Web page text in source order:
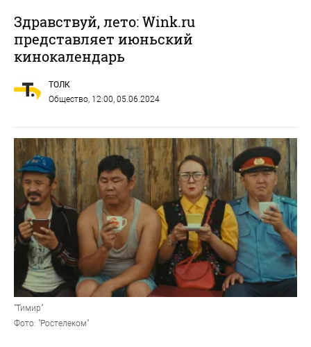
Здравствуй, лето: Wink.ru
представляет июньский
кинокалендарь
ТОЛК
Общество , 12:00, 05.06.2024
"Тимир"
Фото: "Ростелеком"